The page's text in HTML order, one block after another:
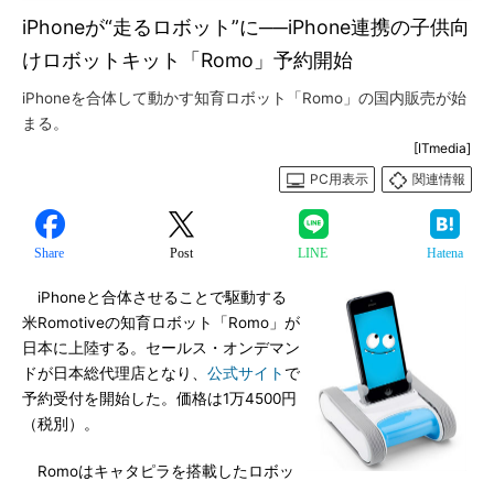
iPhoneが“走るロボット”に──iPhone連携の子供向
けロボットキット「Romo」予約開始
iPhoneを合体して動かす知育ロボット「Romo」の国内販売が始
まる。
[ITmedia]
PC用表示
関連情報
Share Post LINE Hatena
iPhoneと合体させることで駆動する
米Romotiveの知育ロボット「Romo」が
日本に上陸する。セールス・オンデマン
ドが日本総代理店となり、 公式サイト で
予約受付を開始した。価格は1万4500円
（税別）。
Romoはキャタピラを搭載したロボッ